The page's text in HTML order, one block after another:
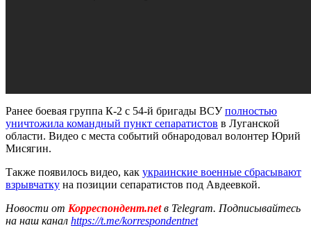
Ранее боевая группа К-2 с 54-й бригады ВСУполностью
уничтожила командный пункт сепаратистов в Луганской
области. Видео с места событий обнародовал волонтер Юрий
Мисягин.
Также появилось видео, как украинские военные сбрасывают
взрывчатку на позиции сепаратистов под Авдеевкой.
Новости от Корреспондент.netв Telegram. Подписывайтесь
на наш канал https://t.me/korrespondentnet